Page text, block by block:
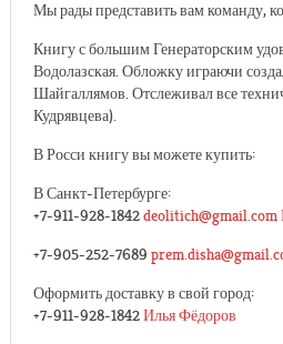
Мы рады представить вам команду,
Книгу с большим Генераторским
Водолазская. Обложку играючи
Шайгаллямов. Отслеживал все
Кудрявцева).
В Росси книгу вы можете купить:
В Санкт-Петербурге:
+7-911-928-1842deolitich@gmail.com
+7-905-252-7689
Оформить доставку в свой город:
+7-911-928-1842Илья Фёдоров